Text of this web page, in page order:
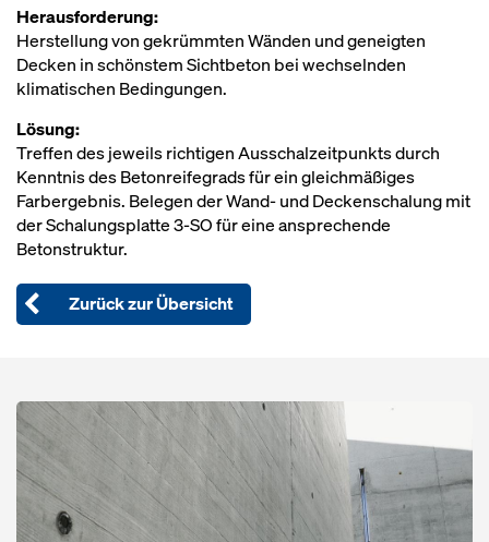
Herausforderung:
Herstellung von gekrümmten Wänden und geneigten
Decken in schönstem Sichtbeton bei wechselnden
klimatischen Bedingungen.
Lösung:
Treffen des jeweils richtigen Ausschalzeitpunkts durch
Kenntnis des Betonreifegrads für ein gleichmäßiges
Farbergebnis. Belegen der Wand- und Deckenschalung mit
der Schalungsplatte 3‑SO für eine ansprechende
Betonstruktur.
Zurück zur Übersicht
Open